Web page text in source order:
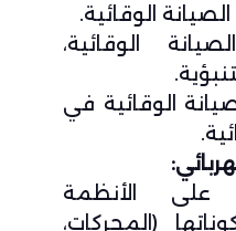
الوقائية.
الوقائية،
الوقائية في
الأنظمة
(المحركات،